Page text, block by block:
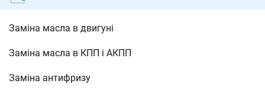
Заміна масла в двигуні
Заміна масла в КПП і АКПП
Заміна антифризу